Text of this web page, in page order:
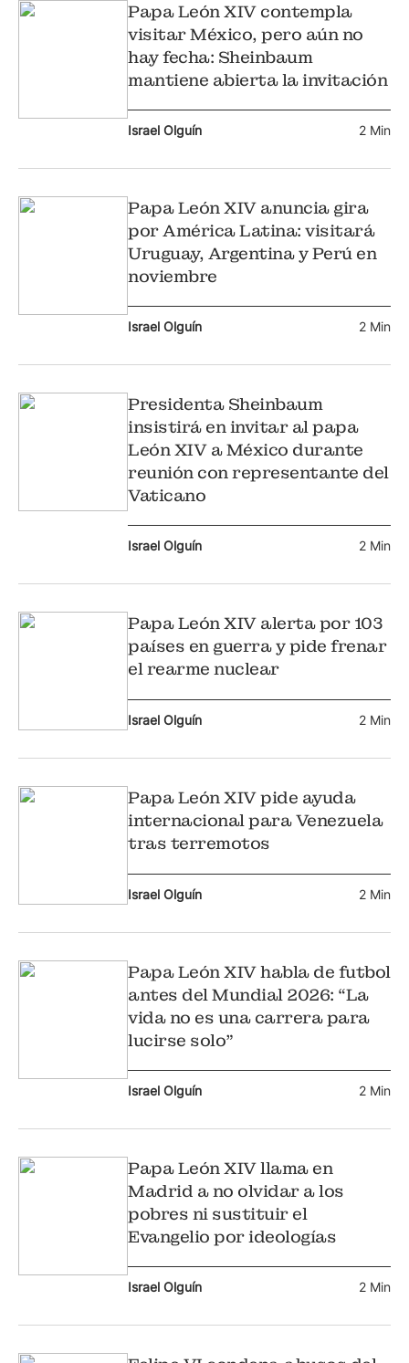
Papa León XIV contempla
visitar México, pero aún no
hay fecha: Sheinbaum
mantiene abierta la invitación
Israel Olguín 2 Min
Papa León XIV anuncia gira
por América Latina: visitará
Uruguay, Argentina y Perú en
noviembre
Israel Olguín 2 Min
Presidenta Sheinbaum
insistirá en invitar al papa
León XIV a México durante
reunión con representante del
Vaticano
Israel Olguín 2 Min
Papa León XIV alerta por 103
países en guerra y pide frenar
el rearme nuclear
Israel Olguín 2 Min
Papa León XIV pide ayuda
internacional para Venezuela
tras terremotos
Israel Olguín 2 Min
Papa León XIV habla de futbol
antes del Mundial 2026: “La
vida no es una carrera para
lucirse solo”
Israel Olguín 2 Min
Papa León XIV llama en
Madrid a no olvidar a los
pobres ni sustituir el
Evangelio por ideologías
Israel Olguín 2 Min